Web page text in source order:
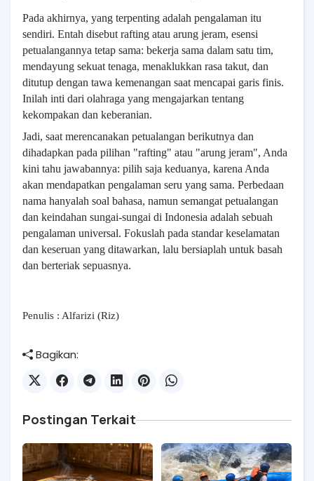
Pada akhirnya, yang terpenting adalah pengalaman itu
sendiri. Entah disebut rafting atau arung jeram, esensi
petualangannya tetap sama: bekerja sama dalam satu tim,
mendayung sekuat tenaga, menaklukkan rasa takut, dan
ditutup dengan tawa kemenangan saat mencapai garis finis.
Inilah inti dari olahraga yang mengajarkan tentang
kekompakan dan keberanian.
Jadi, saat merencanakan petualangan berikutnya dan
dihadapkan pada pilihan "rafting" atau "arung jeram", Anda
kini tahu jawabannya: pilih saja keduanya, karena Anda
akan mendapatkan pengalaman seru yang sama. Perbedaan
nama hanyalah soal bahasa, namun semangat petualangan
dan keindahan sungai-sungai di Indonesia adalah sebuah
pengalaman universal. Fokuslah pada standar keselamatan
dan keseruan yang ditawarkan, lalu bersiaplah untuk basah
dan berteriak sepuasnya.
Penulis : Alfarizi (Riz)
Bagikan:
Postingan Terkait